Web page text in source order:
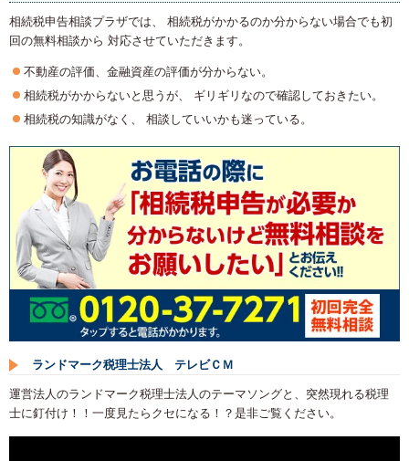
相続税申告相談プラザでは、 相続税がかかるのか分からない場合でも初
回の無料相談から 対応させていただきます。
不動産の評価、金融資産の評価が分からない。
相続税がかからないと思うが、 ギリギリなので確認しておきたい。
相続税の知識がなく、 相談していいかも迷っている。
ランドマーク税理士法人 テレビＣＭ
運営法人のランドマーク税理士法人のテーマソングと、突然現れる税理
士に釘付け！！一度見たらクセになる！？是非ご覧ください。